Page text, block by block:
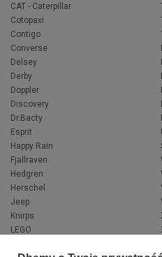
CAT - Caterpillar
Cotopaxi
Contigo
Converse
Delsey
Derby
Doppler
Discovery
Dr.Bacty
Esprit
Happy Rain
Fjallraven
Hedgren
Herschel
Jeep
Knirps
LEGO